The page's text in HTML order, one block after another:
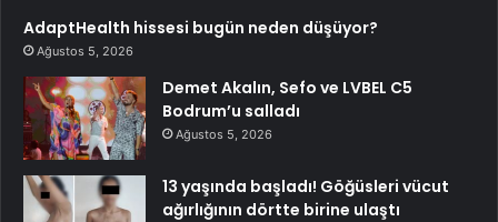
AdaptHealth hissesi bugün neden düşüyor?
Ağustos 5, 2026
Demet Akalın, Sefo ve LVBEL C5
Bodrum’u salladı
Ağustos 5, 2026
13 yaşında başladı! Göğüsleri vücut
ağırlığının dörtte birine ulaştı